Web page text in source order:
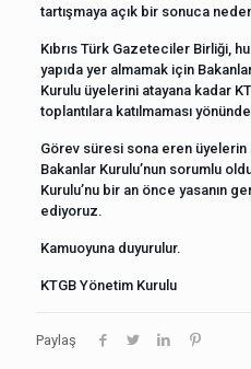
tartışmaya açık bir sonuca
Kıbrıs Türk Gazeteciler Birliği,
yapıda yer almamak için
Kurulu üyelerini atayana kadar
toplantılara katılmaması
Görev süresi sona eren üyelerin
Bakanlar Kurulu’nun sorumlu
Kurulu’nu bir an önce yasanın
ediyoruz.
Kamuoyuna duyurulur.
KTGB Yönetim Kurulu
Paylaş